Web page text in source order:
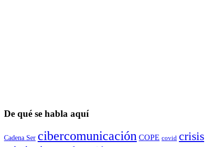
De qué se habla aquí
Cadena Ser cibercomunicación COPE covid crisis